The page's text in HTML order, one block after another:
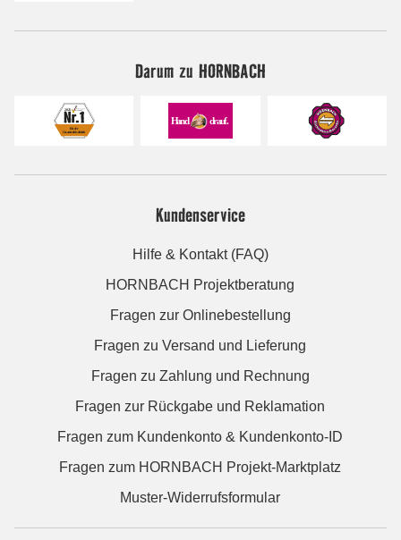
Darum zu HORNBACH
Kundenservice
Hilfe & Kontakt (FAQ)
HORNBACH Projektberatung
Fragen zur Onlinebestellung
Fragen zu Versand und Lieferung
Fragen zu Zahlung und Rechnung
Fragen zur Rückgabe und Reklamation
Fragen zum Kundenkonto & Kundenkonto-ID
Fragen zum HORNBACH Projekt-Marktplatz
Muster-Widerrufsformular